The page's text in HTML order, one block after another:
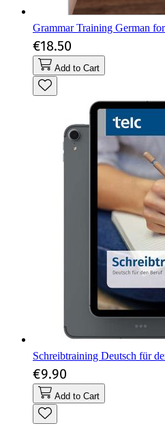
Grammar Training German
€18.50
Add to Cart
Schreibtraining Deutsch für
€9.90
Add to Cart